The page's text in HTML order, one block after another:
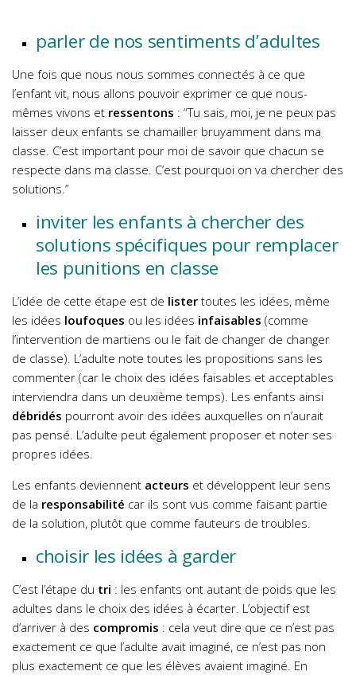
parler de nos sentiments d’adultes
Une fois que nous nous sommes connectés à ce que
l’enfant vit, nous allons pouvoir exprimer ce que nous-
mêmes vivons et ressentons : “Tu sais, moi, je ne peux pas
laisser deux enfants se chamailler bruyamment dans ma
classe. C’est important pour moi de savoir que chacun se
respecte dans ma classe. C’est pourquoi on va chercher des
solutions.”
inviter les enfants à chercher des
solutions spécifiques pour remplacer
les punitions en classe
L’idée de cette étape est de lister toutes les idées, même
les idées loufoques ou les idées infaisables (comme
l’intervention de martiens ou le fait de changer de changer
de classe). L’adulte note toutes les propositions sans les
commenter (car le choix des idées faisables et acceptables
interviendra dans un deuxième temps). Les enfants ainsi
débridés pourront avoir des idées auxquelles on n’aurait
pas pensé. L’adulte peut également proposer et noter ses
propres idées.
Les enfants deviennent acteurs et développent leur sens
de la responsabilité car ils sont vus comme faisant partie
de la solution, plutôt que comme fauteurs de troubles.
choisir les idées à garder
C’est l’étape du tri : les enfants ont autant de poids que les
adultes dans le choix des idées à écarter. L’objectif est
d’arriver à des compromis : cela veut dire que ce n’est pas
exactement ce que l’adulte avait imaginé, ce n’est pas non
plus exactement ce que les élèves avaient imaginé. En